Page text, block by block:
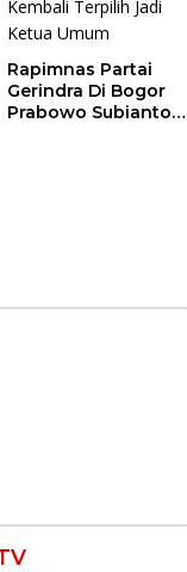
Rapimnas Partai
Gerindra Di Bogor
Prabowo Subianto